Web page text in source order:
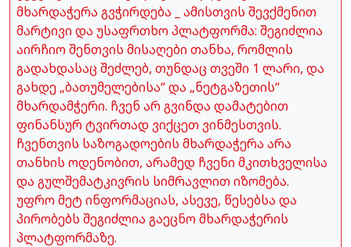
მხარდაჭერა გვჭირდება _ ამისთვის შევქმენით
მარტივი და უსაფრთხო პლატფორმა: შეგიძლია
აირჩიო შენთვის მისაღები თანხა, რომლის
გადახდასაც შეძლებ, თუნდაც თვეში 1 ლარი, და
გახდე „ბათუმელებისა“ და „ნეტგაზეთის“
მხარდამჭერი. ჩვენ არ გვინდა დამატებით
ფინანსურ ტვირთად ვიქცეთ ვინმესთვის.
ჩვენთვის საზოგადოების მხარდაჭერა არა
თანხის ოდენობით, არამედ ჩვენი მკითხველისა
და გულშემატკივრის სიმრავლით იზომება.
უფრო მეტ ინფორმაციას, ასევე, წესებსა და
პირობებს შეგიძლია გაეცნო მხარდაჭერის
პლატფორმაზე.